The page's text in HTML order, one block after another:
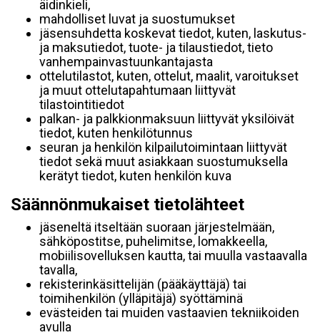
äidinkieli,
mahdolliset luvat ja suostumukset
jäsensuhdetta koskevat tiedot, kuten, laskutus-
ja maksutiedot, tuote- ja tilaustiedot, tieto
vanhempainvastuunkantajasta
ottelutilastot, kuten, ottelut, maalit, varoitukset
ja muut ottelutapahtumaan liittyvät
tilastointitiedot
palkan- ja palkkionmaksuun liittyvät yksilöivät
tiedot, kuten henkilötunnus
seuran ja henkilön kilpailutoimintaan liittyvät
tiedot sekä muut asiakkaan suostumuksella
kerätyt tiedot, kuten henkilön kuva
Säännönmukaiset tietolähteet
jäseneltä itseltään suoraan järjestelmään,
sähköpostitse, puhelimitse, lomakkeella,
mobiilisovelluksen kautta, tai muulla vastaavalla
tavalla,
rekisterinkäsittelijän (pääkäyttäjä) tai
toimihenkilön (ylläpitäjä) syöttäminä
evästeiden tai muiden vastaavien tekniikoiden
avulla